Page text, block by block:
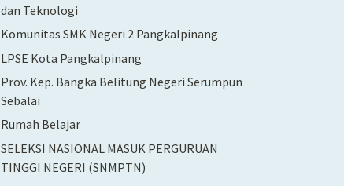
dan Teknologi
Komunitas SMK Negeri 2 Pangkalpinang
LPSE Kota Pangkalpinang
Prov. Kep. Bangka Belitung Negeri Serumpun
Sebalai
Rumah Belajar
SELEKSI NASIONAL MASUK PERGURUAN
TINGGI NEGERI (SNMPTN)